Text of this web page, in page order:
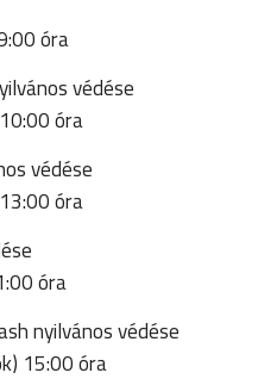
óra
védése
óra
védése
óra
óra
nyilvános védése
15:00 óra